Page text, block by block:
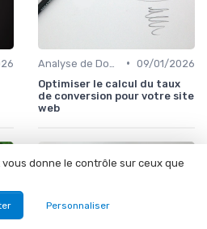
• 09/01/2026
Optimiser le calcul du taux
de conversion pour votre site
web
donne le contrôle sur ceux que
Personnaliser